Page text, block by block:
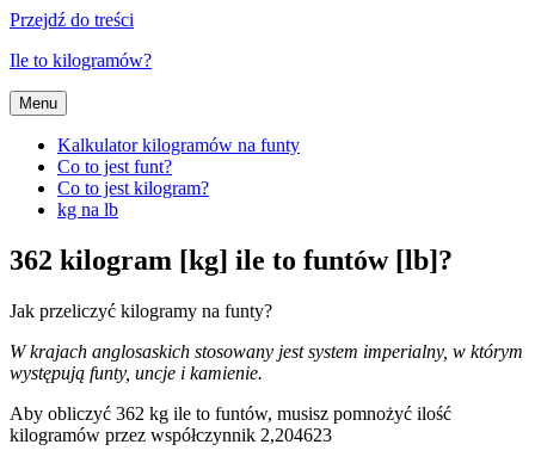
Przejdź do treści
Ile to kilogramów?
Menu
Kalkulator kilogramów na funty
Co to jest funt?
Co to jest kilogram?
kg na lb
362 kilogram [kg] ile to funtów [lb]?
Jak przeliczyć kilogramy na funty?
W krajach anglosaskich stosowany jest system imperialny, w którym
występują funty, uncje i kamienie.
Aby obliczyć 362 kg ile to funtów, musisz pomnożyć ilość
kilogramów przez współczynnik 2,204623